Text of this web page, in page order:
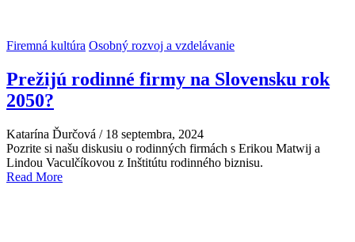
Firemná kultúra Osobný rozvoj a vzdelávanie
Prežijú rodinné firmy na Slovensku rok
2050?
Katarína Ďurčová / 18 septembra, 2024
Pozrite si našu diskusiu o rodinných firmách s Erikou Matwij a
Lindou Vaculčíkovou z Inštitútu rodinného biznisu.
Read More